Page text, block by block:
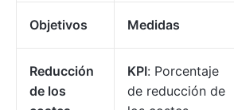
Objetivos Medidas
Reducción
de los
KPI: Porcentaje
de reducción de